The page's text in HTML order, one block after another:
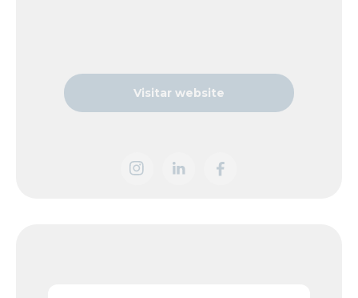
Visitar website